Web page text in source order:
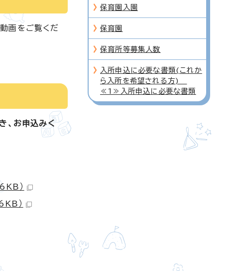
画をご覧くだ
、お申込みく
）
）
保育園入園
保育園
保育所等募集人数
入所申込に必要な書類(これか
ら入所を希望される方)
≪1≫入所申込に必要な書類